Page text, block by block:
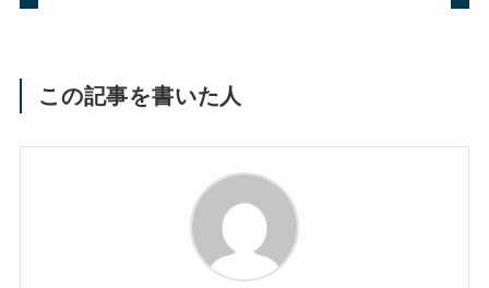
この記事を書いた人